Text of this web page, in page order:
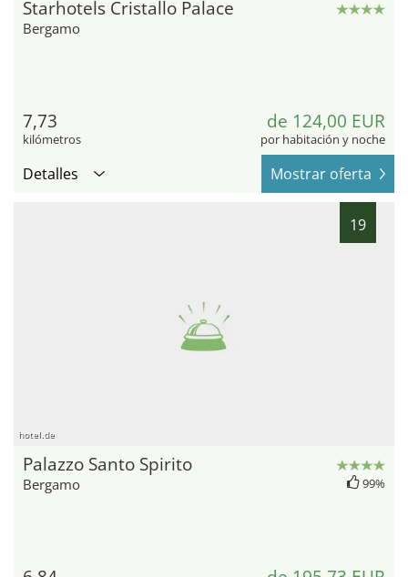
Starhotels Cristallo Palace
Bergamo
7,73
kilómetros
de 124,00 EUR
por habitación y noche
Detalles Mostrar oferta
19
hotel.de
Palazzo Santo Spirito
Bergamo 99%